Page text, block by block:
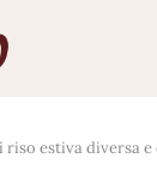
estiva diversa e